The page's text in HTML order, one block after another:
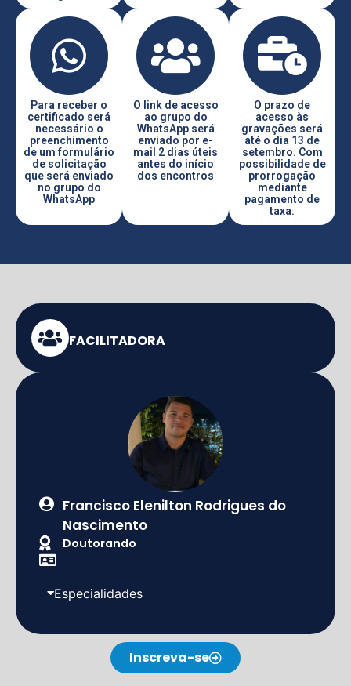
Para receber o
certificado será
necessário o
preenchimento
de um formulário
de solicitação
que será enviado
no grupo do
WhatsApp
O link de acesso
ao grupo do
WhatsApp será
enviado por e-
mail 2 dias úteis
antes do início
dos encontros
O prazo de
acesso às
gravações será
até o dia 13 de
setembro. Com
possibilidade de
prorrogação
mediante
pagamento de
taxa.
FACILITADORA
Francisco Elenilton Rodrigues do
Nascimento
Doutorando
Especialidades
Inscreva-se